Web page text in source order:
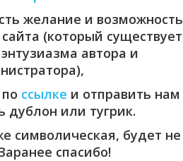
желание и возможность
(который существует
автора и
ссылке и отправить нам
дублон или тугрик.
символическая, будет не
спасибо!